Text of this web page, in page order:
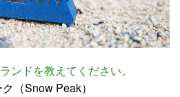
ンドを教えてください。
（Snow Peak）